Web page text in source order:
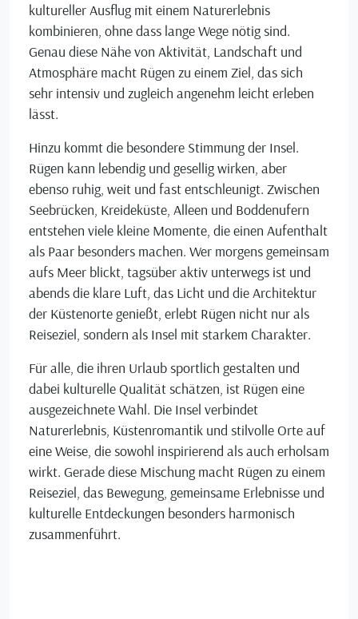
kultureller Ausflug mit einem Naturerlebnis
kombinieren, ohne dass lange Wege nötig sind.
Genau diese Nähe von Aktivität, Landschaft und
Atmosphäre macht Rügen zu einem Ziel, das sich
sehr intensiv und zugleich angenehm leicht erleben
lässt.
Hinzu kommt die besondere Stimmung der Insel.
Rügen kann lebendig und gesellig wirken, aber
ebenso ruhig, weit und fast entschleunigt. Zwischen
Seebrücken, Kreideküste, Alleen und Boddenufern
entstehen viele kleine Momente, die einen Aufenthalt
als Paar besonders machen. Wer morgens gemeinsam
aufs Meer blickt, tagsüber aktiv unterwegs ist und
abends die klare Luft, das Licht und die Architektur
der Küstenorte genießt, erlebt Rügen nicht nur als
Reiseziel, sondern als Insel mit starkem Charakter.
Für alle, die ihren Urlaub sportlich gestalten und
dabei kulturelle Qualität schätzen, ist Rügen eine
ausgezeichnete Wahl. Die Insel verbindet
Naturerlebnis, Küstenromantik und stilvolle Orte auf
eine Weise, die sowohl inspirierend als auch erholsam
wirkt. Gerade diese Mischung macht Rügen zu einem
Reiseziel, das Bewegung, gemeinsame Erlebnisse und
kulturelle Entdeckungen besonders harmonisch
zusammenführt.